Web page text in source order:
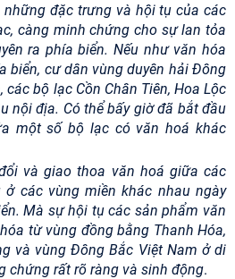
đặc trưng và hội tụ của các
càng minh chứng cho sự lan tỏa
ra phía biển. Nếu như văn hóa
biển, cư dân vùng duyên hải Đông
bộ lạc Cồn Chân Tiên, Hoa Lộc
nội địa. Có thể bấy giờ đã bắt đầu
một số bộ lạc có văn hoá khác
và giao thoa văn hoá giữa các
các vùng miền khác nhau ngày
Mà sự hội tụ các sản phẩm văn
từ vùng đồng bằng Thanh Hóa,
và vùng Đông Bắc Việt Nam ở di
chứng rất rõ ràng và sinh động.